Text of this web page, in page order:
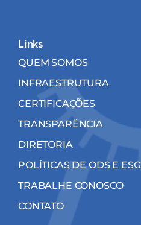
Links
QUEM SOMOS
INFRAESTRUTURA
CERTIFICAÇÕES
TRANSPARÊNCIA
DIRETORIA
POLÍTICAS DE ODS E ESG
TRABALHE CONOSCO
CONTATO